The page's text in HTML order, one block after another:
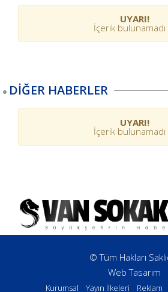
UYARI!
İçerik bulunamadı
DİĞER HABERLER
UYARI!
İçerik bulunamadı
© Tüm Hakları
Web Tasarım
Kurumsal Yayın İlkeleri Reklam